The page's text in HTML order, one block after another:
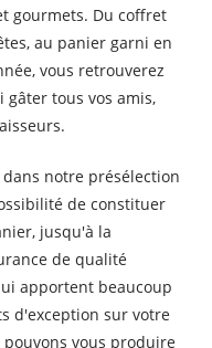
gourmets. Du coffret
au panier garni en
vous retrouverez
tous vos amis,
notre présélection
de constituer
jusqu'à la
de qualité
apportent beaucoup
d'exception sur votre
vous produire